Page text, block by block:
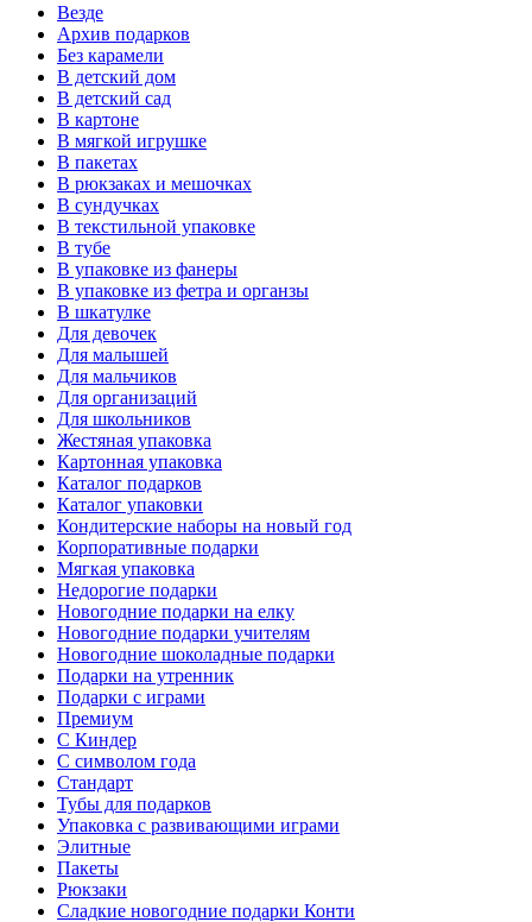
Везде
Архив подарков
Без карамели
В детский дом
В детский сад
В картоне
В мягкой игрушке
В пакетах
В рюкзаках и мешочках
В сундучках
В текстильной упаковке
В тубе
В упаковке из фанеры
В упаковке из фетра и органзы
В шкатулке
Для девочек
Для малышей
Для мальчиков
Для организаций
Для школьников
Жестяная упаковка
Картонная упаковка
Каталог подарков
Каталог упаковки
Кондитерские наборы на новый год
Корпоративные подарки
Мягкая упаковка
Недорогие подарки
Новогодние подарки на елку
Новогодние подарки учителям
Новогодние шоколадные подарки
Подарки на утренник
Подарки с играми
Премиум
С Киндер
С символом года
Стандарт
Тубы для подарков
Упаковка с развивающими играми
Элитные
Пакеты
Рюкзаки
Сладкие новогодние подарки Конти